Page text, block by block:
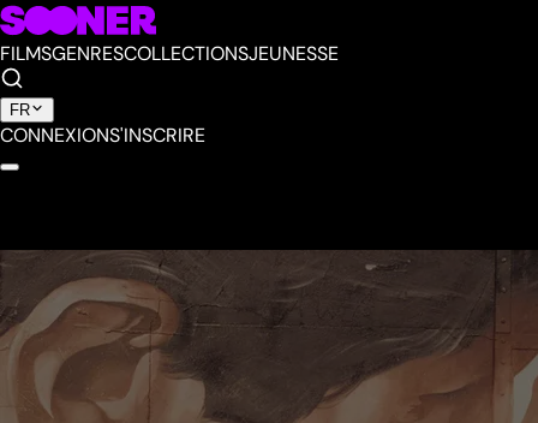
FILMSGENRESCOLLECTIONSJEUNESSE
FR
CONNEXIONS'INSCRIRE